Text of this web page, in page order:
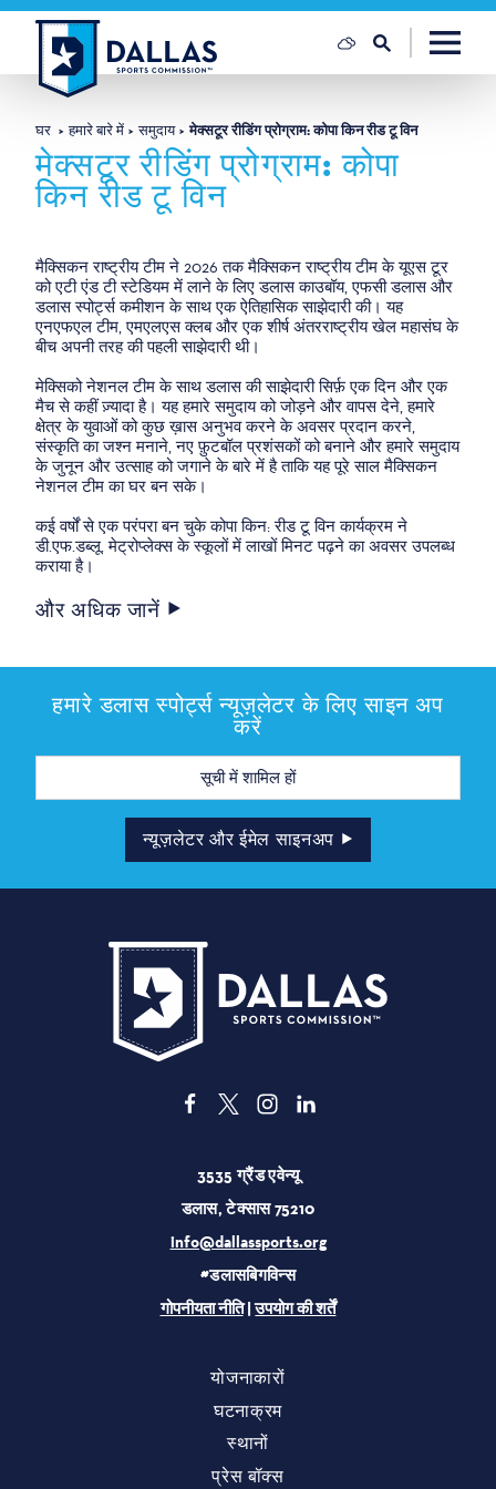
सामग्री पर जाएं
घर हमारे बारे में समुदाय मेक्सटूर रीडिंग प्रोग्राम: कोपा किन रीड टू विन
मेक्सटूर रीडिंग प्रोग्राम: कोपा
किन रीड टू विन
मैक्सिकन राष्ट्रीय टीम ने 2026 तक मैक्सिकन राष्ट्रीय टीम के यूएस टूर
को एटी एंड टी स्टेडियम में लाने के लिए डलास काउबॉय, एफसी डलास और
डलास स्पोर्ट्स कमीशन के साथ एक ऐतिहासिक साझेदारी की। यह
एनएफएल टीम, एमएलएस क्लब और एक शीर्ष अंतरराष्ट्रीय खेल महासंघ के
बीच अपनी तरह की पहली साझेदारी थी।
मेक्सिको नेशनल टीम के साथ डलास की साझेदारी सिर्फ़ एक दिन और एक
मैच से कहीं ज़्यादा है। यह हमारे समुदाय को जोड़ने और वापस देने, हमारे
क्षेत्र के युवाओं को कुछ ख़ास अनुभव करने के अवसर प्रदान करने,
संस्कृति का जश्न मनाने, नए फ़ुटबॉल प्रशंसकों को बनाने और हमारे समुदाय
के जुनून और उत्साह को जगाने के बारे में है ताकि यह पूरे साल मैक्सिकन
नेशनल टीम का घर बन सके।
कई वर्षों से एक परंपरा बन चुके कोपा किन: रीड टू विन कार्यक्रम ने
डी.एफ.डब्लू. मेट्रोप्लेक्स के स्कूलों में लाखों मिनट पढ़ने का अवसर उपलब्ध
कराया है।
और अधिक जानें
हमारे डलास स्पोर्ट्स न्यूज़लेटर के लिए साइन अप
करें
मेल
न्यूज़लेटर और ईमेल साइनअप
3535 ग्रैंड एवेन्यू
डलास, टेक्सास 75210
info@dallassports.org
#डलासबिगविन्स
गोपनीयता नीति|उपयोग की शर्तें
योजनाकारों
घटनाक्रम
स्थानों
प्रेस बॉक्स